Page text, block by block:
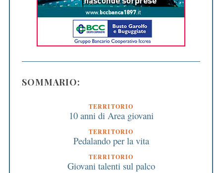
SOMMARIO:
TERRITORIO
10 anni di Area giovani
TERRITORIO
Pedalando per la vita
TERRITORIO
Giovani talenti sul palco